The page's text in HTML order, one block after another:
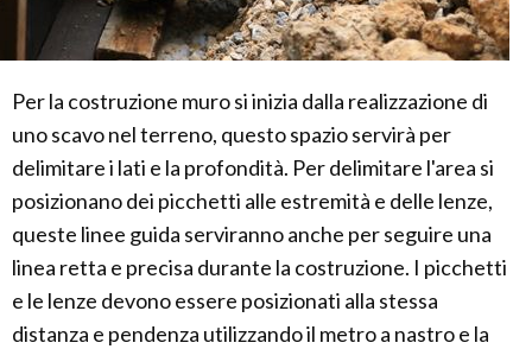
Per la costruzione muro si inizia dalla realizzazione di
uno scavo nel terreno, questo spazio servirà per
delimitare i lati e la profondità. Per delimitare l'area si
posizionano dei picchetti alle estremità e delle lenze,
queste linee guida serviranno anche per seguire una
linea retta e precisa durante la costruzione. I picchetti
e le lenze devono essere posizionati alla stessa
distanza e pendenza utilizzando il metro a nastro e la